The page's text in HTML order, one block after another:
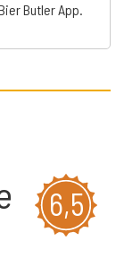
Butler App.
6,5